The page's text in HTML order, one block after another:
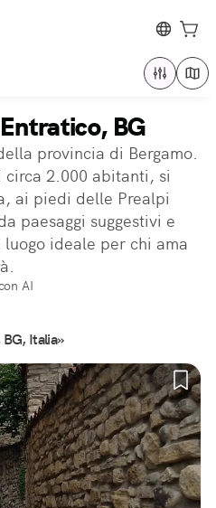
BG
provincia di Bergamo.
2.000 abitanti, si
ai piedi delle Prealpi
paesaggi suggestivi e
ideale per chi ama
AI
Italia»